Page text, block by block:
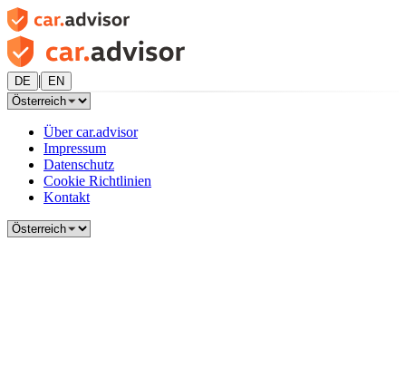
DE | EN
Über car.advisor
Impressum
Datenschutz
Cookie Richtlinien
Kontakt